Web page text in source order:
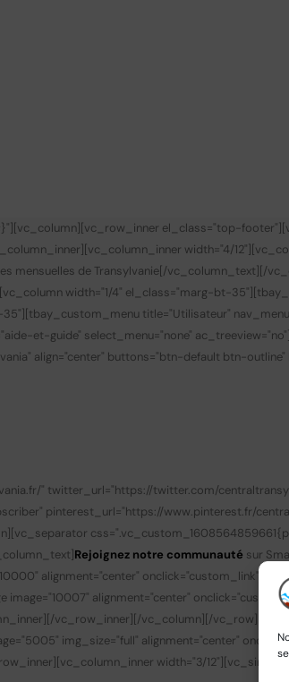
el_class="top-
width="4/
mensuelles de Transylvanie [/vc_column_text][/
width="1/4" el_class="marg-bt-
title="Utilisateur"
et-guide" select_menu="none"
align="center" buttons="btn-default btn-
" twitter_url="https://twitter.com/
pinterest_url="https://www.pinterest.fr/
Rejoignez notre communauté sur
alignment="center" onclick="custom_link"
alignment="center"
vc_row_inner][/vc_column][/
img_size="full" alignment="center"
width="3/